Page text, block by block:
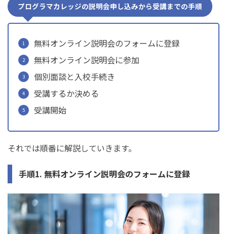
プログラマカレッジの説明会申し込みから受講までの手順
無料オンライン説明会のフォームに登録
無料オンライン説明会に参加
個別面談と入校手続き
受講するか決める
受講開始
それでは順番に解説していきます。
手順1. 無料オンライン説明会のフォームに登録